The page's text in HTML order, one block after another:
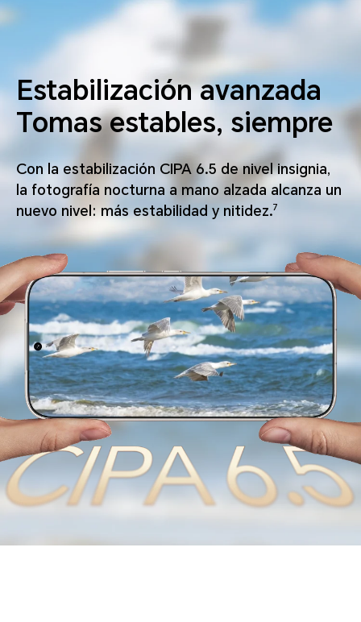
Estabilización avanzada
Tomas estables, siempre
Con la estabilización CIPA 6.5 de nivel insignia,
la fotografía nocturna a mano alzada alcanza un
nuevo nivel: más estabilidad y nitidez.7